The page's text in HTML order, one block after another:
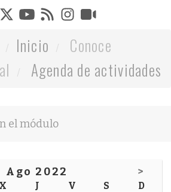
Inicio
Conoce
Agenda de actividades
Ago 2022 >
X J V S D